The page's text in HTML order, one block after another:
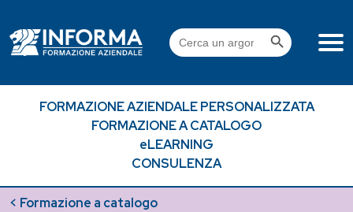
content
Search
for:
Search Button
FORMAZIONE AZIENDALE PERSONALIZZATA
FORMAZIONE A CATALOGO
eLEARNING
CONSULENZA
< Formazione a catalogo